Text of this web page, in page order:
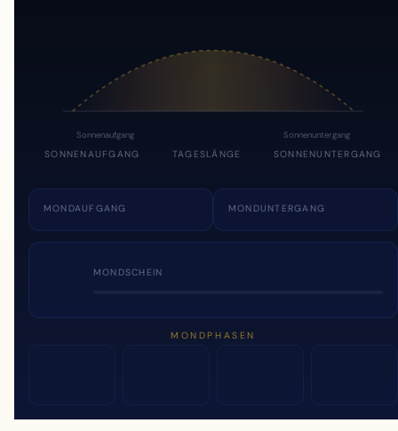
Sonnenaufgang Sonnenuntergang
SONNENAUFGANG TAGESLÄNGE SONNENUNTERGANG
MONDAUFGANG MONDUNTERGANG
MONDSCHEIN
MONDPHASEN